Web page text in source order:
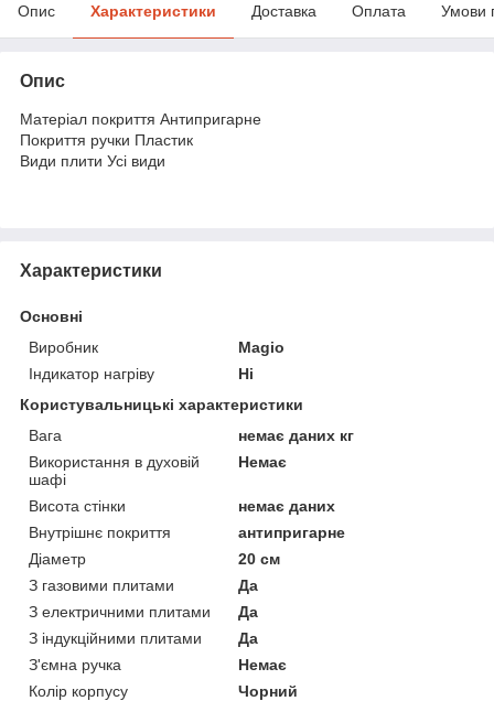
Опис Характеристики Доставка Оплата Умови
Опис
Матеріал покриття Антипригарне
Покриття ручки Пластик
Види плити Усі види
Характеристики
Основні
Виробник
Magio
Індикатор нагріву
Ні
Користувальницькі характеристики
Вага
немає даних кг
Використання в духовій
шафі
Немає
Висота стінки
немає даних
Внутрішнє покриття
антипригарне
Діаметр
20 см
З газовими плитами
Да
З електричними плитами
Да
З індукційними плитами
Да
З'ємна ручка
Немає
Колір корпусу
Чорний